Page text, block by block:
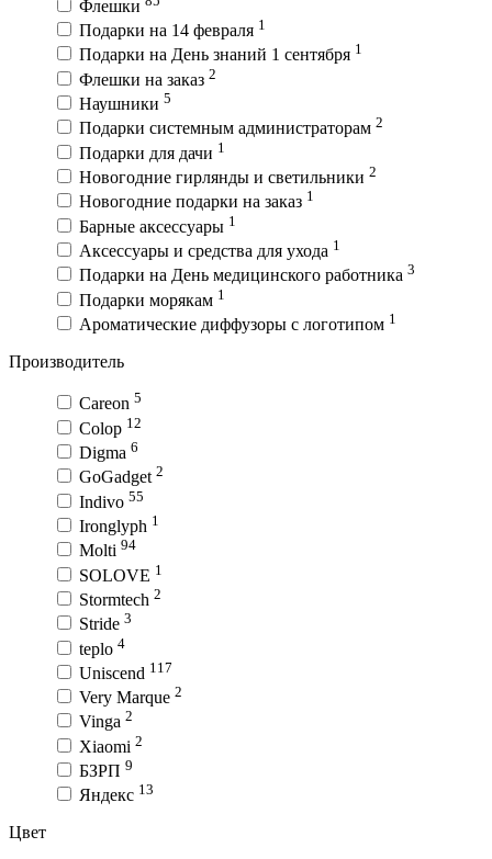
Флешки
Подарки на 14 февраля 1
Подарки на День знаний 1 сентября 1
Флешки на заказ 2
Наушники 5
Подарки системным администраторам 2
Подарки для дачи 1
Новогодние гирлянды и светильники 2
Новогодние подарки на заказ 1
Барные аксессуары 1
Аксессуары и средства для ухода 1
Подарки на День медицинского работника 3
Подарки морякам 1
Ароматические диффузоры с логотипом 1
Производитель
Careon 5
Colop 12
Digma 6
GoGadget 2
Indivo 55
Ironglyph 1
Molti 94
SOLOVE 1
Stormtech 2
Stride 3
teplo 4
Uniscend 117
Very Marque 2
Vinga 2
Xiaomi 2
БЗРП 9
Яндекс 13
Цвет